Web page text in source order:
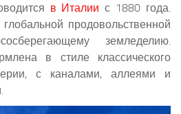
в Италии с 1880 года.
продовольственной
земледелию.
в стиле классического
с каналами, аллеями и